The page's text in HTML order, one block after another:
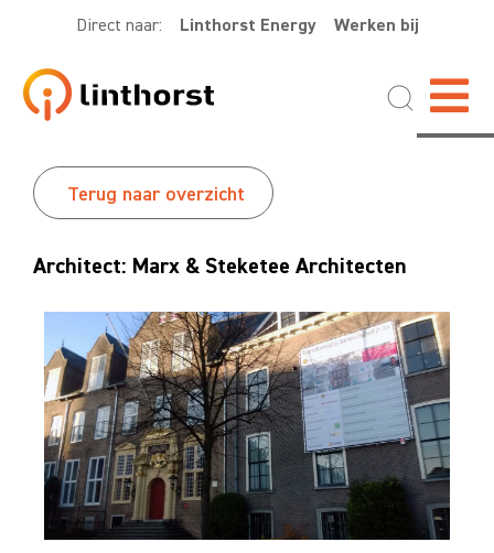
Direct naar: Linthorst Energy Werken bij
Terug naar overzicht
Architect: Marx & Steketee Architecten